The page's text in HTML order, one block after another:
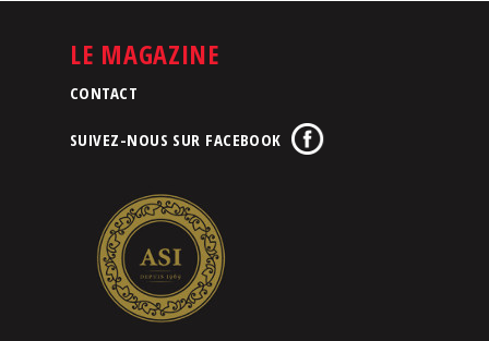
LE MAGAZINE
CONTACT
SUIVEZ-NOUS SUR FACEBOOK